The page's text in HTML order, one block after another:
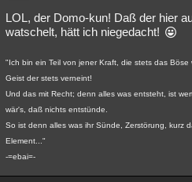
LOL, der Domo-kun! Daß der hier
watschelt, hätt ich niegedacht!
"Ich bin ein Teil von jener Kraft, die stets das
Geist der stets verneint!
Und das mit Recht; denn alles was entsteht, ist
wär's, daß nichts entstünde.
So ist denn alles was ihr Sünde, Zerstörung, kurz
Element..."
-=ebai=-